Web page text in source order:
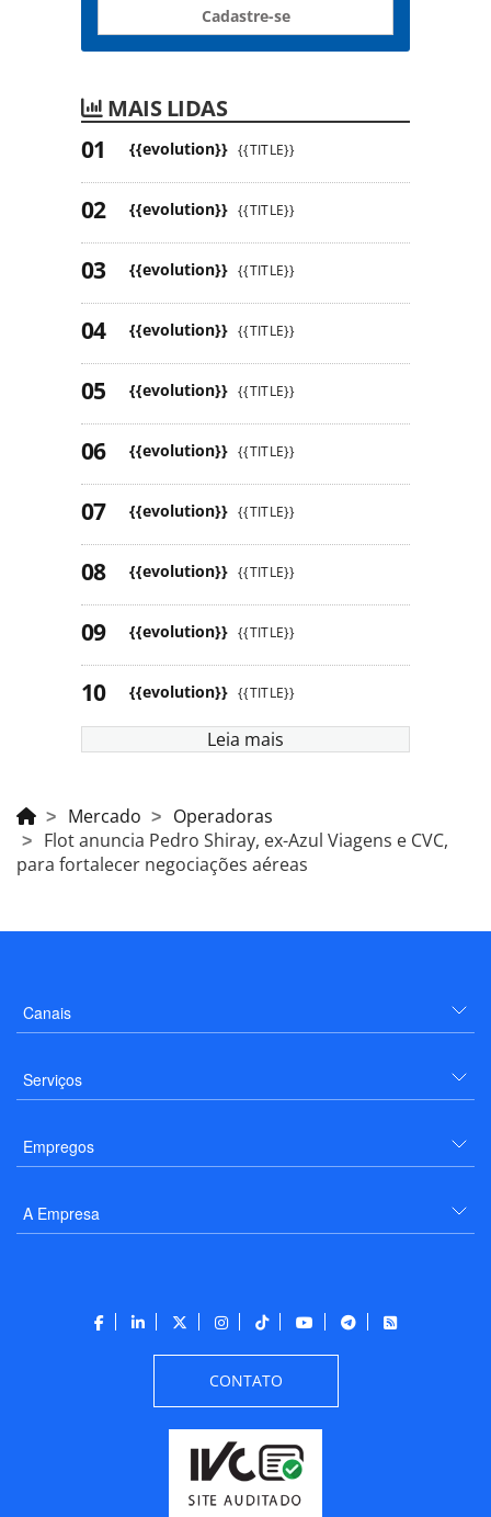
Cadastre-se
MAIS LIDAS
{{evolution}} {{TITLE}}
{{evolution}} {{TITLE}}
{{evolution}} {{TITLE}}
{{evolution}} {{TITLE}}
{{evolution}} {{TITLE}}
{{evolution}} {{TITLE}}
{{evolution}} {{TITLE}}
{{evolution}} {{TITLE}}
{{evolution}} {{TITLE}}
{{evolution}} {{TITLE}}
Leia mais
Mercado
Operadoras
Flot anuncia Pedro Shiray, ex-Azul Viagens e CVC,
para fortalecer negociações aéreas
Canais
Serviços
Empregos
A Empresa
CONTATO